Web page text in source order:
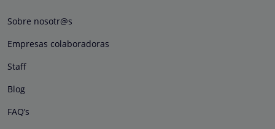
Sobre nosotr@s
Empresas colaboradoras
Staff
Blog
FAQ’s